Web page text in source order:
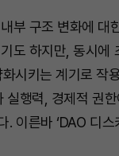
부 구조 변화에 대
도 하지만, 동시에
시키는 계기로 작
실행력, 경제적 권
이른바 ‘DAO 디스